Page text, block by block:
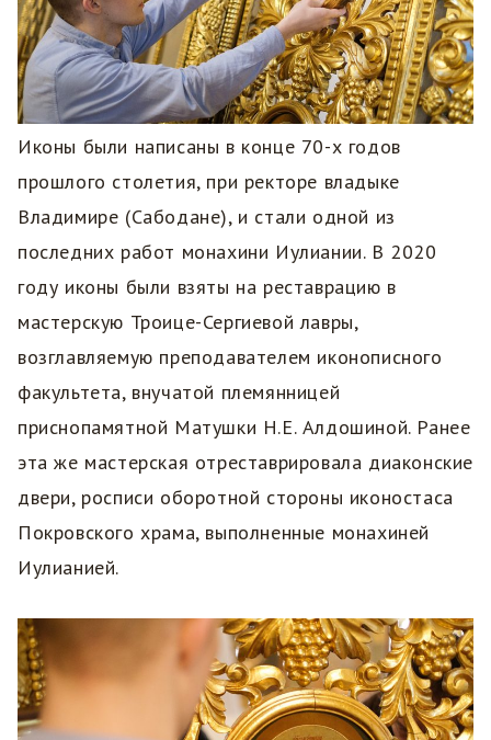
Иконы были написаны в конце 70-х годов
прошлого столетия, при ректоре владыке
Владимире (Сабодане), и стали одной из
последних работ монахини Иулиании. В 2020
году иконы были взяты на реставрацию в
мастерскую Троице-Сергиевой лавры,
возглавляемую преподавателем иконописного
факультета, внучатой племянницей
приснопамятной Матушки Н.Е. Алдошиной. Ранее
эта же мастерская отреставрировала диаконские
двери, росписи оборотной стороны иконостаса
Покровского храма, выполненные монахиней
Иулианией.